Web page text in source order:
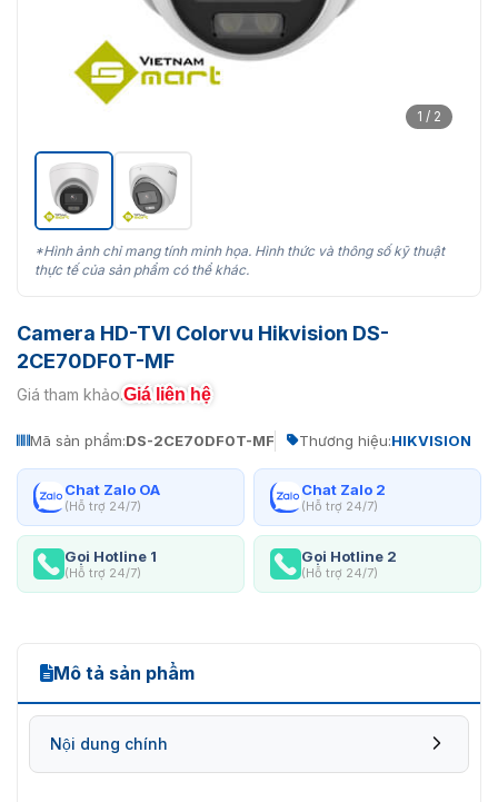
1 / 2
*Hình ảnh chỉ mang tính minh họa. Hình thức và thông số kỹ thuật
thực tế của sản phẩm có thể khác.
Camera HD-TVI Colorvu Hikvision DS-
2CE70DF0T-MF
Giá tham khảo:Giá liên hệ
Mã sản phẩm:DS-2CE70DF0T-MF Thương hiệu:HIKVISION
Chat Zalo OA
(Hỗ trợ 24/7)
Chat Zalo 2
(Hỗ trợ 24/7)
Gọi Hotline 1
(Hỗ trợ 24/7)
Gọi Hotline 2
(Hỗ trợ 24/7)
Mô tả sản phẩm
Nội dung chính